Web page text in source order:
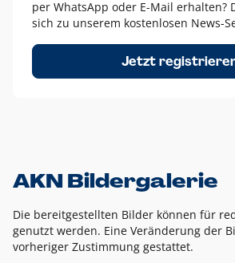
weißes Logo auf
schwarzes Logo für reine
Um das Logo herum muss ein
Höhe bzw. Breite des N aus AKN in alle
per WhatsApp oder E-Mail erhalten?
sich zu unserem kostenlosen News-
Jetzt
AKN Bildergalerie
Die bereitgestellten Bilder können für
genutzt werden. Eine Veränderung der
vorheriger Zustimmung gestattet.